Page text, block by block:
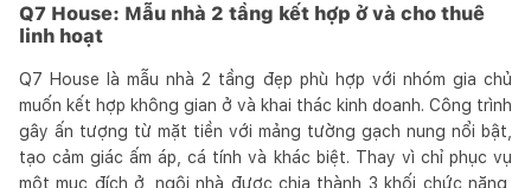
Q7 House: Mẫu nhà 2 tầng kết hợp ở và cho thuê
linh hoạt
Q7 House là mẫu nhà 2 tầng đẹp phù hợp với nhóm gia chủ
muốn kết hợp không gian ở và khai thác kinh doanh. Công trình
gây ấn tượng từ mặt tiền với mảng tường gạch nung nổi bật,
tạo cảm giác ấm áp, cá tính và khác biệt. Thay vì chỉ phục vụ
một mục đích ở, ngôi nhà được chia thành 3 khối chức năng,